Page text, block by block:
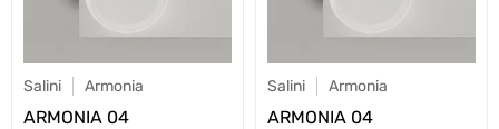
Salini Armonia
ARMONIA 04
Salini Armonia
ARMONIA 04